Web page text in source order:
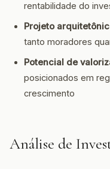
rentabilidade do
Projeto
tanto moradores
Potencial de
posicionados em
crescimento
Análise de